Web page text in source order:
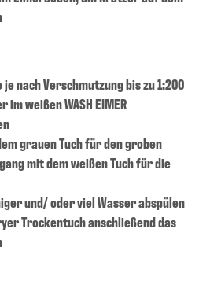
je nach Verschmutzung bis zu 1:200
weißen WASH EIMER
grauen Tuch für den groben
mit dem weißen Tuch für die
und/ oder viel Wasser abspülen
Trockentuch anschließend das